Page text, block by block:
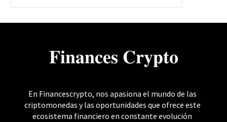
𝐅𝐢𝐧𝐚𝐧𝐜𝐞𝐬 𝐂𝐫𝐲𝐩𝐭𝐨
En Financescrypto, nos apasiona el mundo de las
criptomonedas y las oportunidades que ofrece este
ecosistema financiero en constante evolución